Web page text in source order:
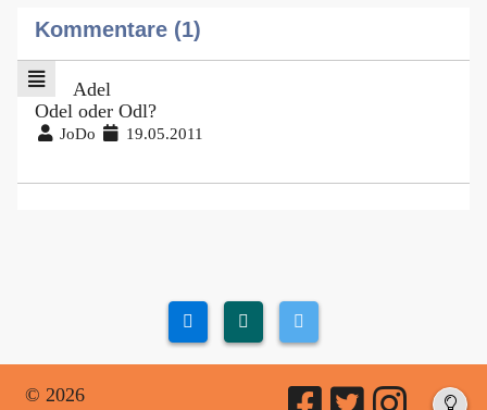
Kommentare (1)
Adel
Odel oder Odl?
JoDo 19.05.2011
© 2026